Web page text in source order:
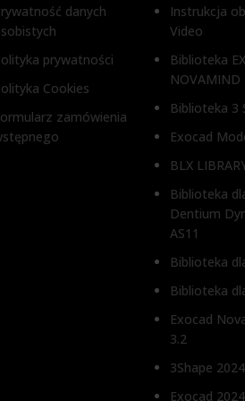
ŚREDNICA O 4,5 mm
WYSOKOŚĆ DZIĄSŁA
1 mm, 2 mm, 3 mm
TYP ŁĄCZNIKA
Bez antyrotacji, Z
danych
prywatności
Cookies
zamówienia
Instrukcja
Video
Biblioteka
NOVAMIND
Biblioteka 3
Exocad
BLX
Biblioteka
Dentium
AS11
Biblioteka
Biblioteka
Exocad
3.2
3Shape
Exocad